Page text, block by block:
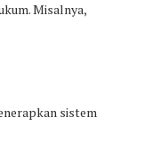
Misalnya,
sistem